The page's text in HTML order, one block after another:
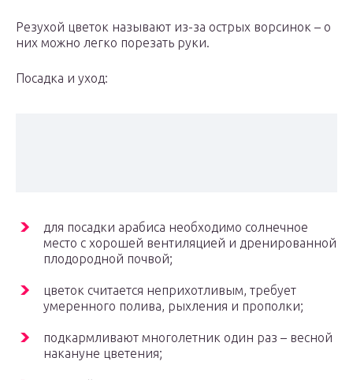
Резухой цветок называют из-за острых ворсинок – о
них можно легко порезать руки.
Посадка и уход:
для посадки арабиса необходимо солнечное
место с хорошей вентиляцией и дренированной
плодородной почвой;
цветок считается неприхотливым, требует
умеренного полива, рыхления и прополки;
подкармливают многолетник один раз – весной
накануне цветения;